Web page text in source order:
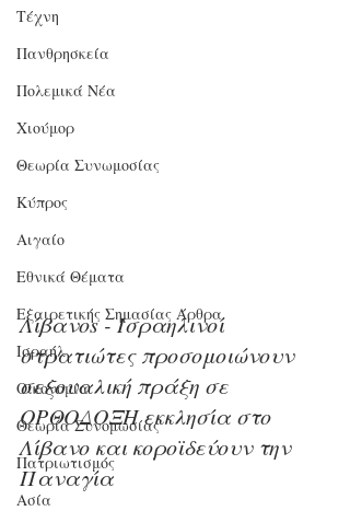
Τέχνη
Πανθρησκεία
Πολεμικά Νέα
Χιούμορ
Θεωρία Συνωμοσίας
Κύπρος
Αιγαίο
Εθνικά Θέματα
Εξαιρετικής Σημασίας Άρθρα
Ισραήλ
Οικονομία
Θεωρία Συνομωσίας
Πατριωτισμός
Ασία
Λίβανοs - Ισραηλινοί
στρατιώτες προσομοιώνουν
σεξουαλική πράξη σε
ΟΡΘOΔΟΞΗ εκκλησία στο
Λίβανο και κοροϊδεύουν την
Παναγία